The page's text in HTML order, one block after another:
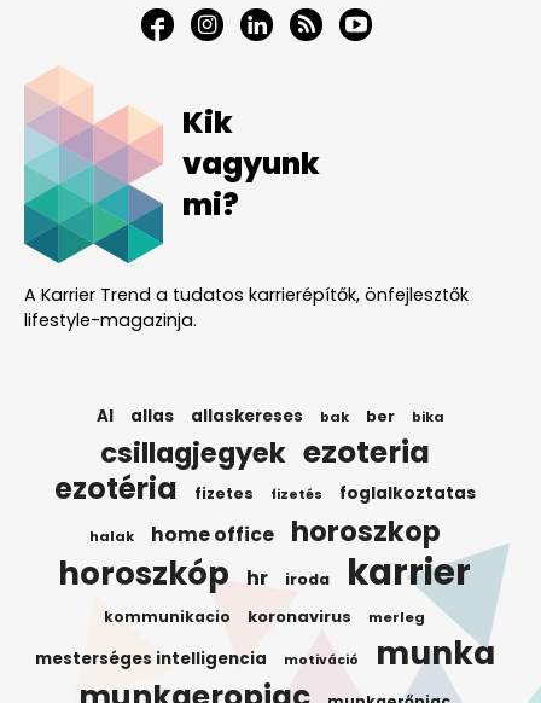
Kik
vagyunk
mi?
A Karrier Trend a tudatos karrierépítők, önfejlesztők
lifestyle-magazinja.
AI allas allaskereses bak ber bika
csillagjegyek ezoteria
ezotéria fizetes fizetés foglalkoztatas
halak home office horoszkop
horoszkóp hr iroda karrier
kommunikacio koronavirus merleg
mesterséges intelligencia motiváció munka